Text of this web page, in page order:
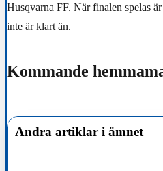
Husqvarna FF. När finalen spelas
inte är klart än.
Kommande
Andra artiklar i ämnet